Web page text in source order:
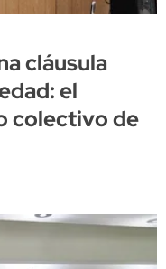
cláusula
el
colectivo de